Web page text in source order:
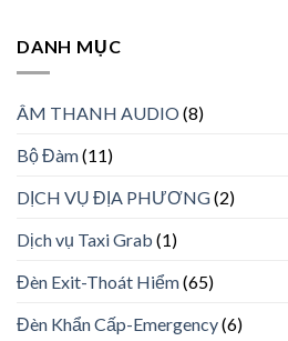
DANH MỤC
ÂM THANH AUDIO(8)
Bộ Đàm(11)
DỊCH VỤ ĐỊA PHƯƠNG(2)
Dịch vụ Taxi Grab (1)
Đèn Exit-Thoát Hiểm(65)
Đèn Khẩn Cấp-Emergency(6)